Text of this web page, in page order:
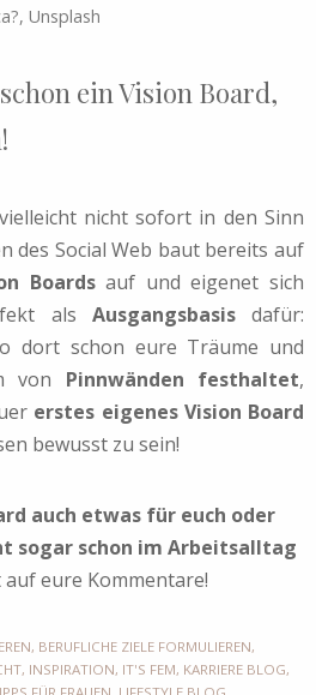
Unsplash
ein Vision Board,
nicht sofort in den Sinn
des Social Web baut bereits auf
Boardsauf und eigenet sich
als Ausgangsbasisdafür:
dort schon eure Träume und
von Pinnwänden festhaltet,
erstes eigenes Vision Board
bewusst zu sein!
auch etwas für euch oder
sogar schon im Arbeitsalltag
eure Kommentare!
, BERUFLICHE ZIELE FORMULIEREN,
, INSPIRATION, IT'S FEM, KARRIERE BLOG,